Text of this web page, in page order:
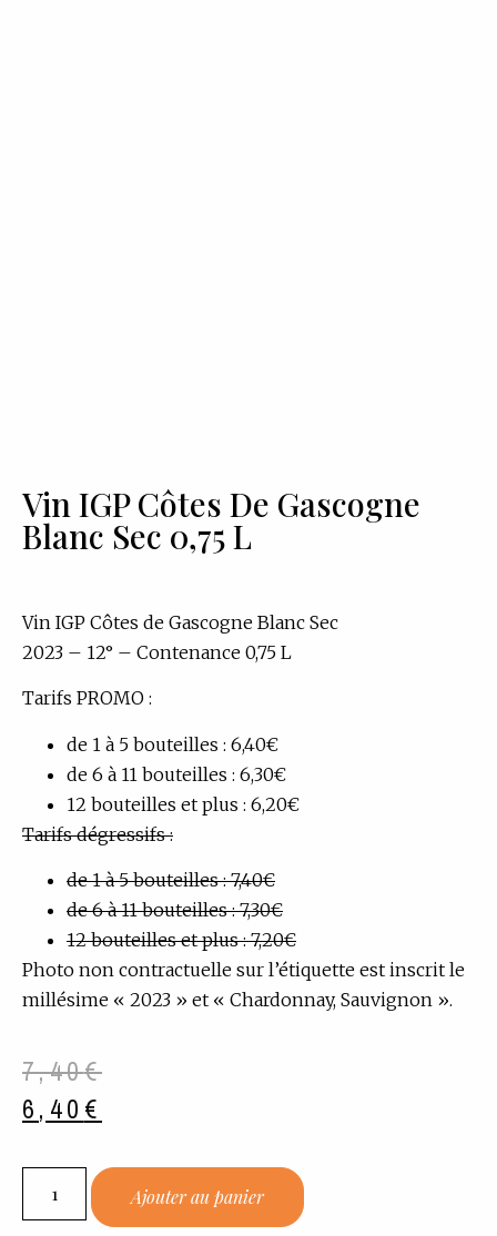
Vin IGP Côtes De Gascogne
Blanc Sec 0,75 L
Vin IGP Côtes de Gascogne Blanc Sec
2023 – 12° – Contenance 0,75 L
Tarifs PROMO :
de 1 à 5 bouteilles : 6,40€
de 6 à 11 bouteilles : 6,30€
12 bouteilles et plus : 6,20€
Tarifs dégressifs :
de 1 à 5 bouteilles : 7,40€
de 6 à 11 bouteilles : 7,30€
12 bouteilles et plus : 7,20€
Photo non contractuelle sur l’étiquette est inscrit le
millésime « 2023 » et « Chardonnay, Sauvignon ».
7,40€
6,40 €
Ajouter au panier